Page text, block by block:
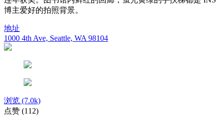
博主爱好的拍照背景。
地址
1000 4th Ave, Seattle, WA 98104
浏览 (7.0k)
点赞 (112)